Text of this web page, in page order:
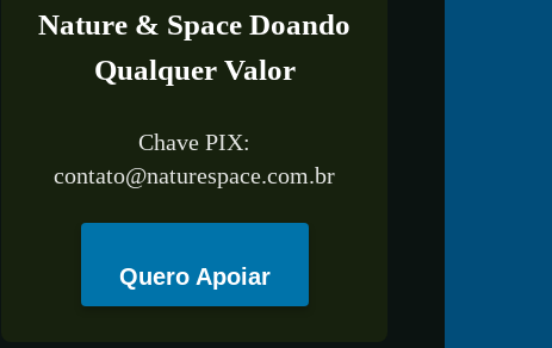
Nature & Space Doando
Qualquer Valor
Chave PIX:
contato@naturespace.com.br
Quero Apoiar